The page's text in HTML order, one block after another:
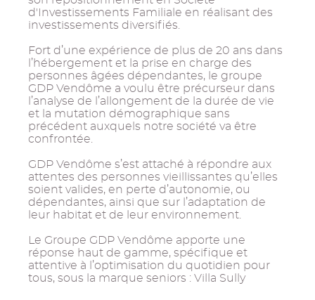
d'Investissements Familiale en réalisant des
investissements diversifiés.
Fort d’une expérience de plus de 20 ans dans
l’hébergement et la prise en charge des
personnes âgées dépendantes, le groupe
GDP Vendôme a voulu être précurseur dans
l’analyse de l’allongement de la durée de vie
et la mutation démographique sans
précédent auxquels notre société va être
confrontée.
GDP Vendôme s’est attaché à répondre aux
attentes des personnes vieillissantes qu’elles
soient valides, en perte d’autonomie, ou
dépendantes, ainsi que sur l’adaptation de
leur habitat et de leur environnement.
Le Groupe GDP Vendôme apporte une
réponse haut de gamme, spécifique et
attentive à l’optimisation du quotidien pour
tous, sous la marque seniors : Villa Sully